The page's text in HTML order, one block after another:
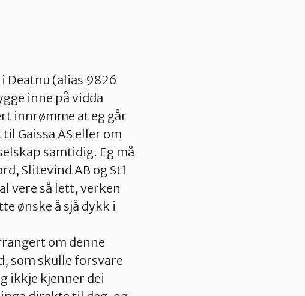
Deatnu (alias 9826
inne på vidda
innrømme at eg går
Gaissa AS eller om
samtidig. Eg må
Slitevind AB og St1
vere så lett, verken
ønske å sjå dykk i
om denne
som skulle forsvare
ikkje kjenner dei